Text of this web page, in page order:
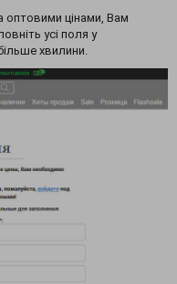
цінами, Вам
усі поля у
хвилини.